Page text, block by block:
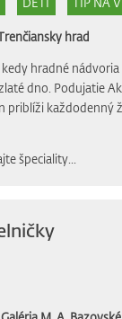
hrad
kedy hradné
dno. Podujatie
priblíži
špeciality...